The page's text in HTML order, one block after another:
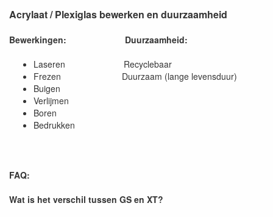
Acrylaat / Plexiglas bewerken en duurzaamheid
Bewerkingen:
Duurzaamheid:
Laseren Recyclebaar
Frezen Duurzaam (lange levensduur)
Buigen
Verlijmen
Boren
Bedrukken
FAQ:
Wat is het verschil tussen GS en XT?